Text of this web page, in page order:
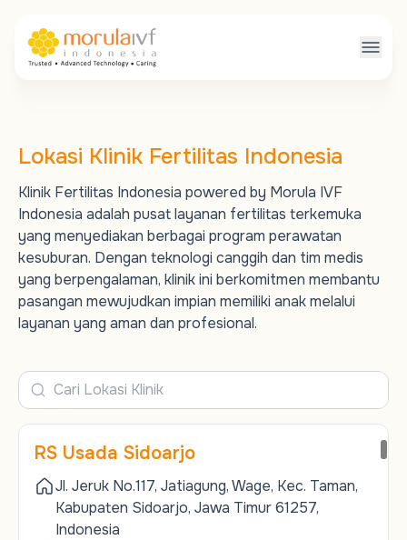
Lokasi Klinik Fertilitas Indonesia
Klinik Fertilitas Indonesia powered by Morula IVF
Indonesia adalah pusat layanan fertilitas terkemuka
yang menyediakan berbagai program perawatan
kesuburan. Dengan teknologi canggih dan tim medis
yang berpengalaman, klinik ini berkomitmen membantu
pasangan mewujudkan impian memiliki anak melalui
layanan yang aman dan profesional.
RS Usada Sidoarjo
Jl. Jeruk No.117, Jatiagung, Wage, Kec. Taman,
Kabupaten Sidoarjo, Jawa Timur 61257,
Indonesia